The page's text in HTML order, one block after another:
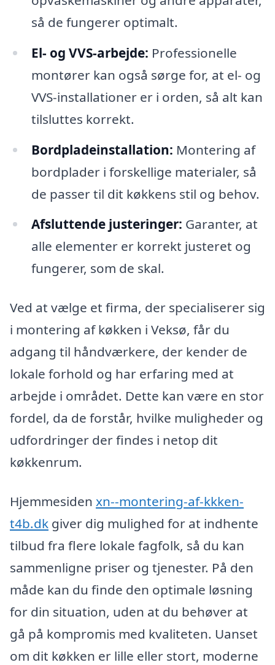
så de fungerer optimalt.
El- og VVS-arbejde: Professionelle
montører kan også sørge for, at el- og
VVS-installationer er i orden, så alt kan
tilsluttes korrekt.
Bordpladeinstallation: Montering af
bordplader i forskellige materialer, så
de passer til dit køkkens stil og behov.
Afsluttende justeringer: Garanter, at
alle elementer er korrekt justeret og
fungerer, som de skal.
Ved at vælge et firma, der specialiserer sig
i montering af køkken i Veksø, får du
adgang til håndværkere, der kender de
lokale forhold og har erfaring med at
arbejde i området. Dette kan være en stor
fordel, da de forstår, hvilke muligheder og
udfordringer der findes i netop dit
køkkenrum.
Hjemmesiden xn--montering-af-kkken-
t4b.dk giver dig mulighed for at indhente
tilbud fra flere lokale fagfolk, så du kan
sammenligne priser og tjenester. På den
måde kan du finde den optimale løsning
for din situation, uden at du behøver at
gå på kompromis med kvaliteten. Uanset
om dit køkken er lille eller stort, moderne